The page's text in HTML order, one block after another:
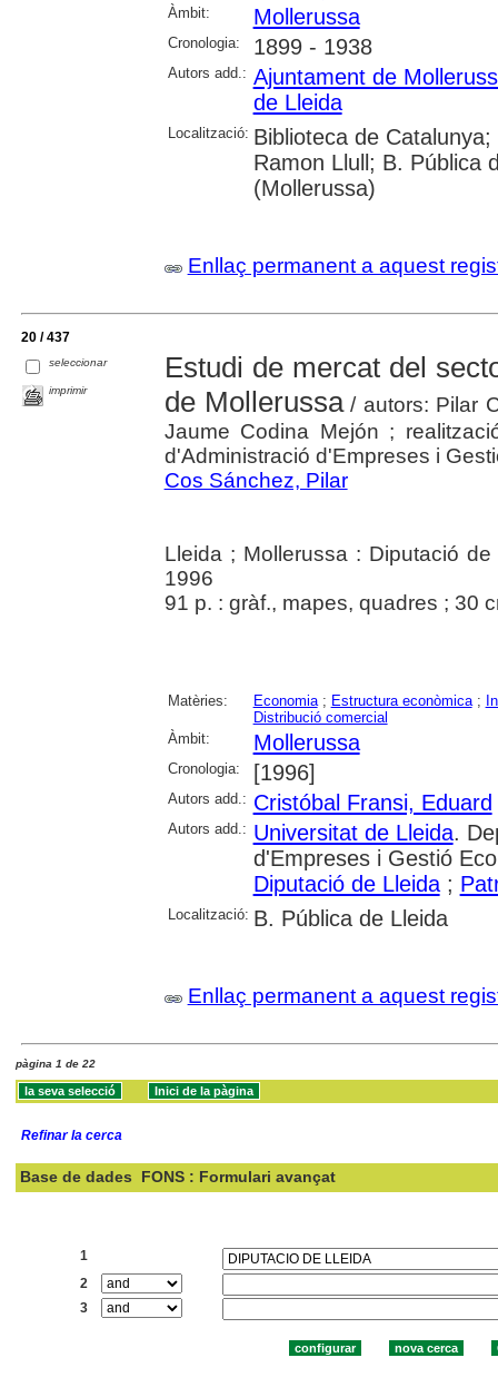
Àmbit:
Mollerussa
Cronologia: 1899 - 1938
Autors add.: Ajuntament de
de Lleida
Localització: Biblioteca de
Ramon Llull; B. Pública
(Mollerussa)
Enllaç permanent a aquest
20 / 437
seleccionar
imprimir
Estudi de mercat del
de Mollerussa/ autors: Pilar
Jaume Codina Mejón ;
d'Administració d'Empreses i
Cos Sánchez, Pilar
Lleida ; Mollerussa : Diputació
1996
91 p. : gràf., mapes, quadres ; 30
Matèries: Economia; Estructura econòmica;
Distribució comercial
Àmbit:
Mollerussa
Cronologia: [1996]
Autors add.: Cristóbal Fransi, Eduard
Autors add.: Universitat de Lleida.
d'Empreses i Gestió
Diputació de Lleida;
Localització: B. Pública de Lleida
Enllaç permanent a aquest
pàgina 1 de 22
Refinar la cerca
Base de dades FONS : Formulari avançat
1
2
3